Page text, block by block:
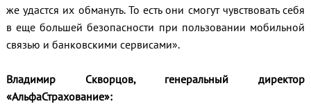
же удастся их обмануть. То есть они смогут чувствовать себя
в еще большей безопасности при пользовании мобильной
связью и банковскими сервисами».
Владимир Скворцов, генеральный директор
«АльфаСтрахование»: